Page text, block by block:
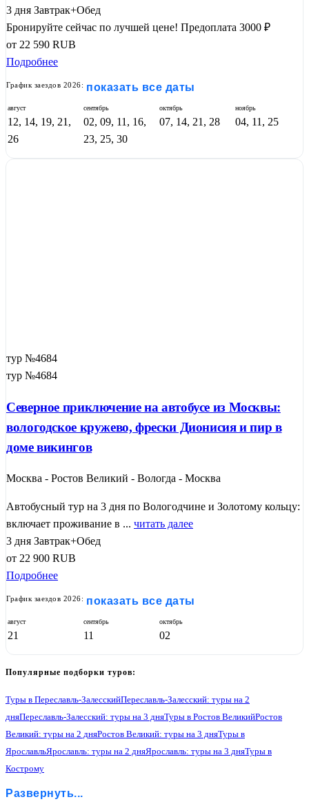
3 дня Завтрак+Обед
Бронируйте сейчас по лучшей цене! Предоплата 3000 ₽
от 22 590 RUB
Подробнее
График заездов 2026: показать все даты
август
12, 14, 19, 21,
26
сентябрь
02, 09, 11, 16,
23, 25, 30
октябрь
07, 14, 21, 28
ноябрь
04, 11, 25
тур №4684
тур №4684
Северное приключение на автобусе из Москвы:
вологодское кружево, фрески Дионисия и пир в
доме викингов
Москва - Ростов Великий - Вологда - Москва
Автобусный тур на 3 дня по Вологодчине и Золотому кольцу:
включает проживание в ... читать далее
3 дня Завтрак+Обед
от 22 900 RUB
Подробнее
График заездов 2026: показать все даты
август
21
сентябрь
11
октябрь
02
Популярные подборки туров:
Туры в Переславль-ЗалесскийПереславль-Залесский: туры на 2
дняПереславль-Залесский: туры на 3 дняТуры в Ростов ВеликийРостов
Великий: туры на 2 дняРостов Великий: туры на 3 дняТуры в
ЯрославльЯрославль: туры на 2 дняЯрославль: туры на 3 дняТуры в
Кострому
Плес: туры на 2 дня
Развернуть...